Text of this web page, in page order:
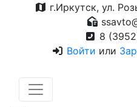
г.Иркутск, ул.
8
Войти или